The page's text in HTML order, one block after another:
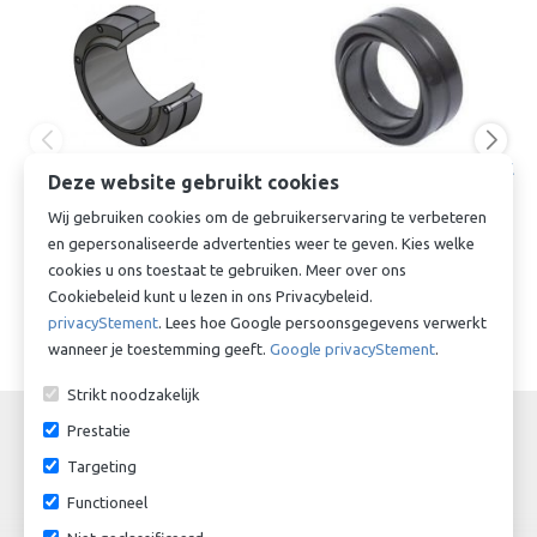
GEC420COMP-P - 420 x 560 x
160 x 190mm
Op aanvraag
Radiale Gewrichtslager GE4E
- *GE4DO - 4 x 12 x 3 x 5mm
€ 4,55
Deze website gebruikt cookies
Wij gebruiken cookies om de gebruikerservaring te verbeteren
en gepersonaliseerde advertenties weer te geven. Kies welke
cookies u ons toestaat te gebruiken. Meer over ons
Cookiebeleid kunt u lezen in ons Privacybeleid.
privacyStement . Lees hoe Google persoonsgegevens verwerkt
wanneer je toestemming geeft. Google privacyStement
Strikt noodzakelijk
Prestatie
Targeting
Functioneel